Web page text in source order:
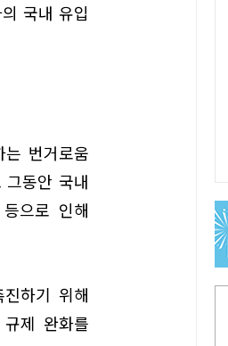
국내 유입
번거로움
동안 국내
으로 인해
하기 위해
제 완화를